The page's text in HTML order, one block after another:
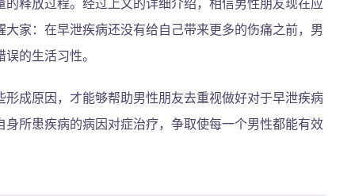
家：在早泄疾病还没有给自己带来更多的伤痛之前，男
的生活习性。
成原因，才能够帮助男性朋友去重视做好对于早泄疾病
所患疾病的病因对症治疗，争取使每一个男性都能有效